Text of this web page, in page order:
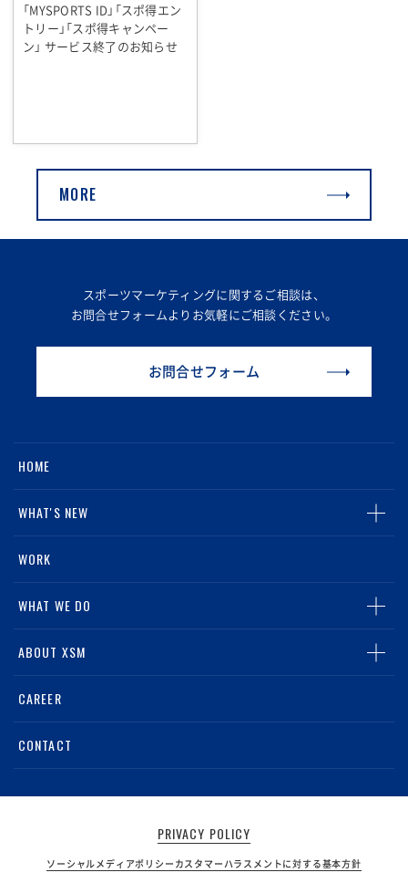
「MYSPORTS ID」「スポ得エン
トリー」「スポ得キャンペー
ン」 サービス終了のお知らせ
MORE
スポーツマーケティングに関するご相談は、
お問合せフォームより お気軽にご相談ください。
お問合せフォーム
HOME
WHAT'S NEW
ALL
NEWS
WORK
WHAT WE DO
TOP
グループリテールマーケティング事業
デジタルマーケティング事業
ABOUT XSM
TOP
会社概要・アクセス
CAREER
CONTACT
PRIVACY POLICY
ソーシャルメディアポリシー カスタマーハラスメントに対する基本方針